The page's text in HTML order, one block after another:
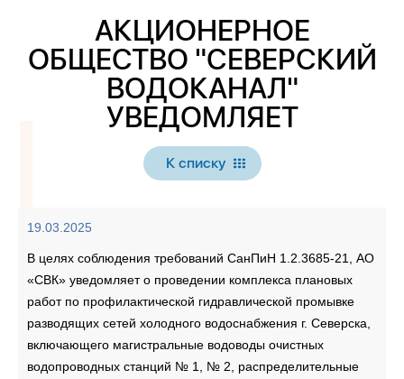
АКЦИОНЕРНОЕ
ОБЩЕСТВО "СЕВЕРСКИЙ
ВОДОКАНАЛ"
УВЕДОМЛЯЕТ
К списку
19.03.2025
В целях соблюдения требований СанПиН 1.2.3685-21, АО
«СВК» уведомляет о проведении комплекса плановых
работ по профилактической гидравлической промывке
разводящих сетей холодного водоснабжения г. Северска,
включающего магистральные водоводы очистных
водопроводных станций № 1, № 2, распределительные